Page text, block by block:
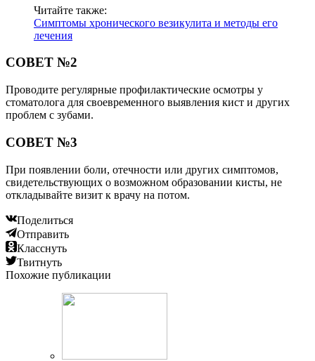
Читайте также:
Симптомы хронического везикулита и методы его
лечения
СОВЕТ №2
Проводите регулярные профилактические осмотры у
стоматолога для своевременного выявления кист и других
проблем с зубами.
СОВЕТ №3
При появлении боли, отечности или других симптомов,
свидетельствующих о возможном образовании кисты, не
откладывайте визит к врачу на потом.
Поделиться
Отправить
Класснуть
Твитнуть
Похожие публикации